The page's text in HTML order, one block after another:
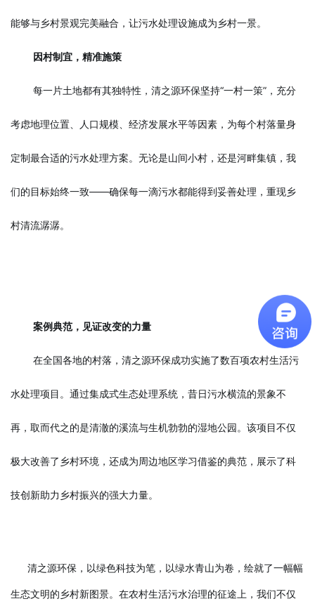
能够与乡村景观完美融合，让污水处理设施成为乡村一景。
因村制宜，精准施策
每一片土地都有其独特性，清之源环保坚持“一村一策”，充分
考虑地理位置、人口规模、经济发展水平等因素，为每个村落量身
定制最合适的污水处理方案。无论是山间小村，还是河畔集镇，我
们的目标始终一致——确保每一滴污水都能得到妥善处理，重现乡
村清流潺潺。
案例典范，见证改变的力量
在全国各地的村落，清之源环保成功实施了数百项农村生活污
水处理项目。通过集成式生态处理系统，昔日污水横流的景象不
再，取而代之的是清澈的溪流与生机勃勃的湿地公园。该项目不仅
极大改善了乡村环境，还成为周边地区学习借鉴的典范，展示了科
技创新助力乡村振兴的强大力量。
清之源环保，以绿色科技为笔，以绿水青山为卷，绘就了一幅幅
生态文明的乡村新图景。在农村生活污水治理的征途上，我们不仅